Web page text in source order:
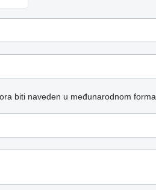
biti naveden u međunarodnom